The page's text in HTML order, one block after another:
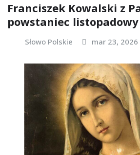
Franciszek Kowalski z
powstaniec
Słowo Polskie mar 23, 2026